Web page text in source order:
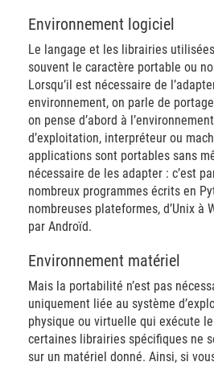
Environnement logiciel
Le langage et les librairies
souvent le caractère portable ou
Lorsqu’il est nécessaire de
environnement, on parle de
on pense d’abord à
d’exploitation, interpréteur ou
applications sont portables sans
nécessaire de les adapter : c’est
nombreux programmes écrits en
nombreuses plateformes, d’Unix à
par Androïd.
Environnement matériel
Mais la portabilité n’est pas
uniquement liée au système
physique ou virtuelle qui exécute
certaines librairies spécifiques ne
sur un matériel donné. Ainsi, si